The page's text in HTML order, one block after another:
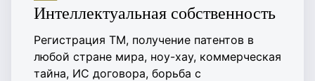
Интеллектуальная собственность
Регистрация ТМ, получение патентов в
любой стране мира, ноу-хау, коммерческая
тайна, ИС договора, борьба с